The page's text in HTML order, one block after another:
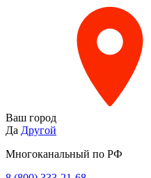
Ваш город
Да Другой
Многоканальный по РФ